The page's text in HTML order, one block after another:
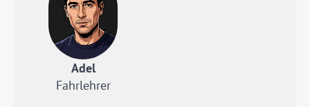
Adel
Fahrlehrer